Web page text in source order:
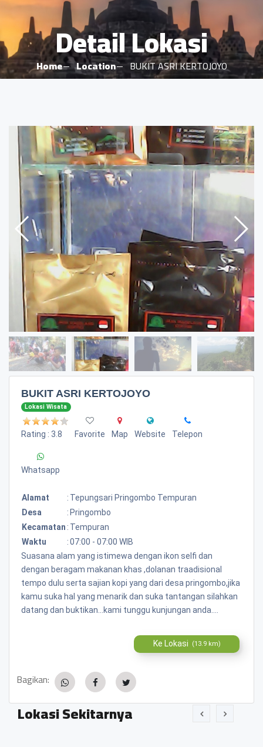
Detail Lokasi
Home Location BUKIT ASRI KERTOJOYO
BUKIT ASRI KERTOJOYO
Lokasi Wisata
Rating : 3.8 Favorite Map Website Telepon
Whatsapp
Alamat : Tepungsari Pringombo Tempuran
Desa
: Pringombo
Kecamatan : Tempuran
Waktu
:07:00 - 07:00 WIB
Suasana alam yang istimewa dengan ikon selfi dan
dengan beragam makanan khas ,dolanan traadisional
tempo dulu serta sajian kopi yang dari desa pringombo,jika
kamu suka hal yang menarik dan suka tantangan silahkan
datang dan buktikan...kami tunggu kunjungan anda....
Ke Lokasi (13.9 km)
Bagikan:
Lokasi Sekitarnya